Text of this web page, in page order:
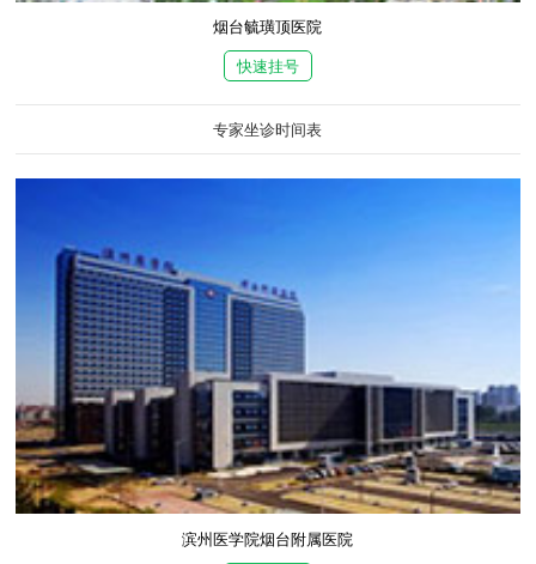
烟台毓璜顶医院
快速挂号
专家坐诊时间表
滨州医学院烟台附属医院